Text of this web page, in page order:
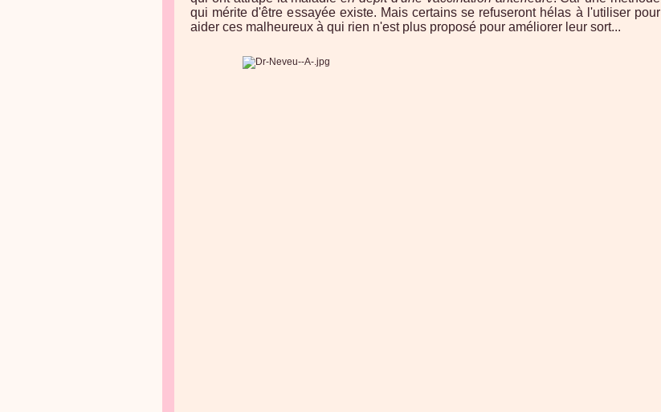
qui mérite d'être essayée existe. Mais certains se refuseront hélas à l'utiliser pour
aider ces malheureux à qui rien n'est plus proposé pour améliorer leur sort...